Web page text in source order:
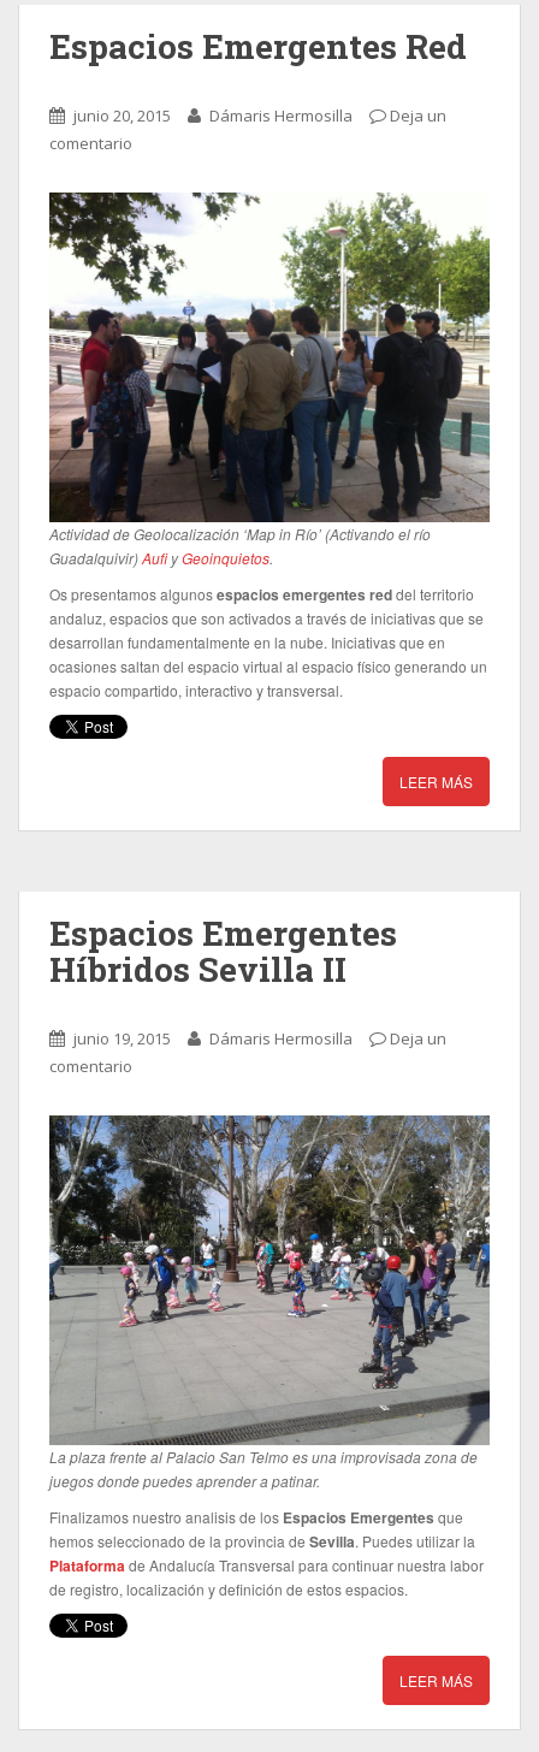
Espacios Emergentes Red
junio 20, 2015 Dámaris Hermosilla
Deja un
comentario
Actividad de Geolocalización ‘Map in Río’ (Activando el río
Guadalquivir)AufiyGeoinquietos.
Os presentamos algunosespacios emergentes reddel territorio
andaluz, espacios que son activados a través de iniciativas que se
desarrollan fundamentalmente en la nube. Iniciativas que en
ocasiones saltan del espacio virtual al espacio físico generando un
espacio compartido, interactivo y transversal.
LEER MÁS
Espacios Emergentes
Híbridos Sevilla II
junio 19, 2015 Dámaris Hermosilla
Deja un
comentario
La plaza frente al Palacio San Telmo es una improvisada zona de
juegos donde puedes aprender a patinar.
Finalizamos nuestro analisis de los Espacios Emergentes que
hemos seleccionado de la provincia de Sevilla. Puedes utilizar la
Plataformade Andalucía Transversal para continuar nuestra labor
de registro, localización y definición de estos espacios.
LEER MÁS